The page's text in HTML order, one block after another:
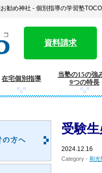
勧め神社 - 個別指導の学習塾
資料請求
在宅個別指導
当塾の15の強
9つの特長
受験
2024.12.16
Category - 和光